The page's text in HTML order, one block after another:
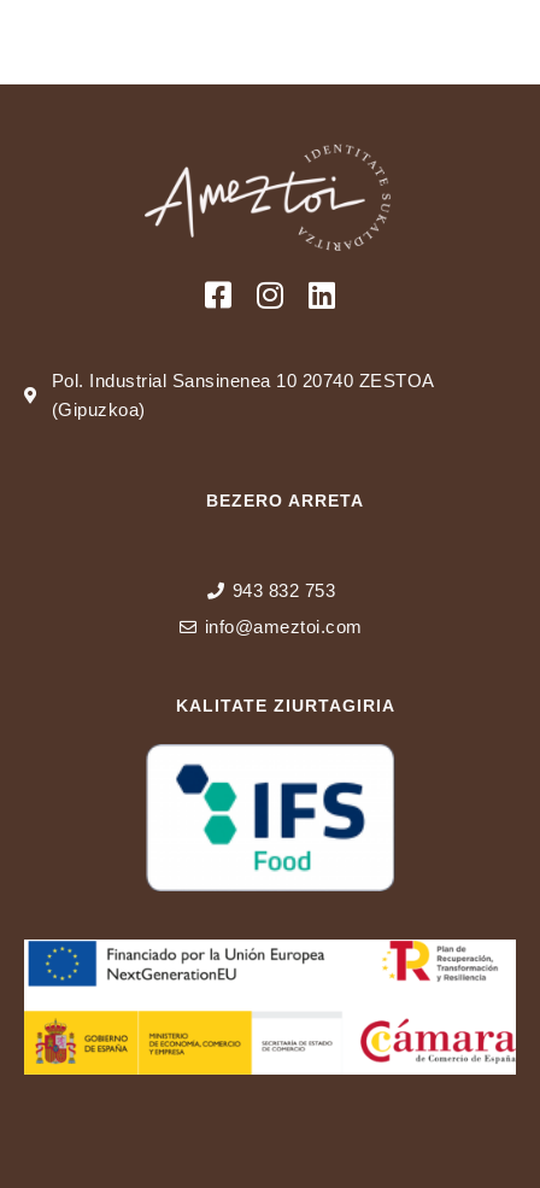
Pol. Industrial Sansinenea 10 20740 ZESTOA
(Gipuzkoa)
BEZERO ARRETA
943 832 753
info@ameztoi.com
KALITATE ZIURTAGIRIA